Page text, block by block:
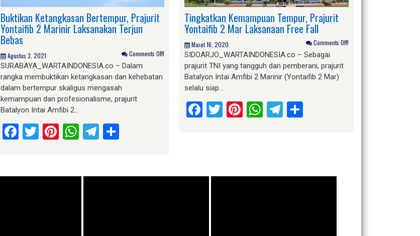
Buktikan Ketangkasan Bertempur, Prajurit
Yontaifib 2 Marinir Laksanakan Terjun
Bebas
Agustus 3, 2021 Comments Off!
SURABAYA_WARTAINDONESIA.co – Dalam
rangka membuktikan ketangkasan dan kehebatan
dalam bertempur skaligus mengasah
kemampuan dan profesionalisme, prajurit
Batalyon Intai Amfibi 2…
Facebook
Twitter
Pinterest
WhatsApp
Telegram
Share
Tingkatkan Kemampuan Tempur, Prajurit
Yontaifib 2 Mar Laksanaan Free Fall
Maret 16, 2020 Comments Off!
SIDOARJO_WARTAINDONESIA.co – Sebagai
prajurit TNI yang tangguh dan pemberani, prajurit
Batalyon Intai Amfibi 2 Marinir (Yontaifib 2 Mar)
selalu siap…
Facebook
Twitter
Pinterest
WhatsApp
Telegram